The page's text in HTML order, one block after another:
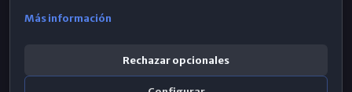
Más información
Rechazar opcionales